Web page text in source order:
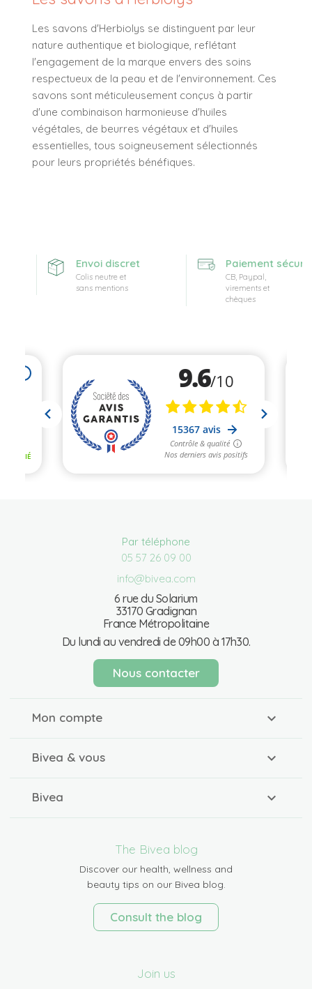
Les savons d'Herbiolys se distinguent par leur
nature authentique et biologique, reflétant
l'engagement de la marque envers des soins
respectueux de la peau et de l'environnement. Ces
savons sont méticuleusement conçus à partir
d'une combinaison harmonieuse d'huiles
végétales, de beurres végétaux et d'huiles
essentielles, tous soigneusement sélectionnés
pour leurs propriétés bénéfiques.
Envoi discret
Colis neutre et
sans mentions
Paiement sécurisé
CB, Paypal,
virements et
chèques
Par téléphone
05 57 26 09 00
info@bivea.com
6 rue du Solarium
33170 Gradignan
France Métropolitaine
Du lundi au vendredi de 09h00 à 17h30.
Nous contacter
Mon compte
Bivea & vous
Bivea
The Bivea blog
Discover our health, wellness and
beauty tips on our Bivea blog.
Consult the blog
Join us